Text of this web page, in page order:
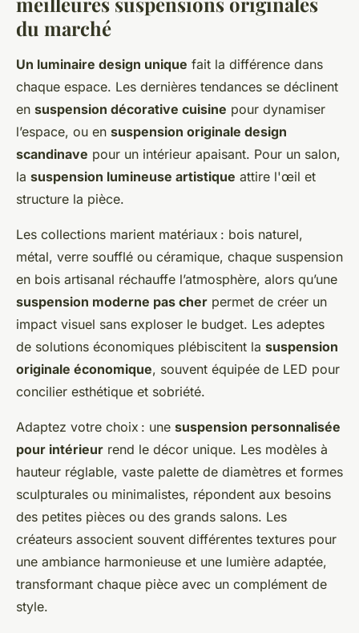
du marché
Un luminaire design unique fait la différence dans
chaque espace. Les dernières tendances se déclinent
en suspension décorative cuisine pour dynamiser
l’espace, ou en suspension originale design
scandinave pour un intérieur apaisant. Pour un salon,
la suspension lumineuse artistique attire l'œil et
structure la pièce.
Les collections marient matériaux : bois naturel,
métal, verre soufflé ou céramique, chaque suspension
en bois artisanal réchauffe l’atmosphère, alors qu’une
suspension moderne pas cher permet de créer un
impact visuel sans exploser le budget. Les adeptes
de solutions économiques plébiscitent la suspension
originale économique, souvent équipée de LED pour
concilier esthétique et sobriété.
Adaptez votre choix : une suspension personnalisée
pour intérieur rend le décor unique. Les modèles à
hauteur réglable, vaste palette de diamètres et formes
sculpturales ou minimalistes, répondent aux besoins
des petites pièces ou des grands salons. Les
créateurs associent souvent différentes textures pour
une ambiance harmonieuse et une lumière adaptée,
transformant chaque pièce avec un complément de
style.